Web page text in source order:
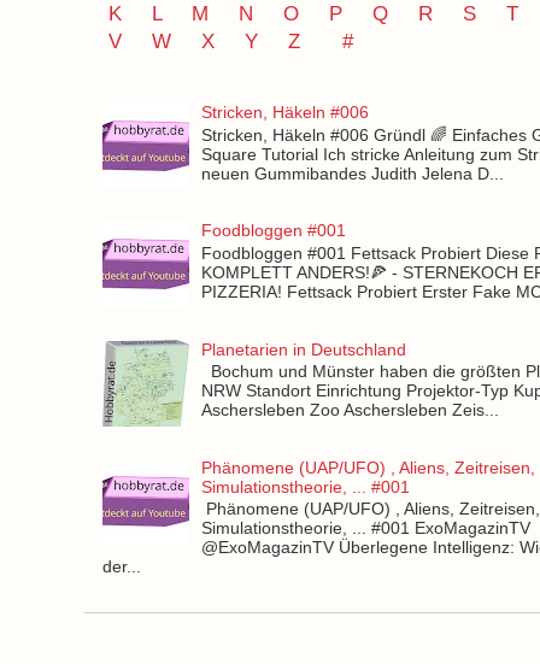
K
L M N O P Q R S
T
V
W X Y Z #
Stricken, Häkeln #006
Stricken, Häkeln #006 Gründl 🌈 Einfaches
Square Tutorial Ich stricke Anleitung zum
neuen Gummibandes Judith Jelena D...
Foodbloggen #001
Foodbloggen #001 Fettsack Probiert Diese
KOMPLETT ANDERS!🍕 - STERNEKOCH
PIZZERIA! Fettsack Probiert Erster Fake
Planetarien in Deutschland
Bochum und Münster haben die größten
NRW Standort Einrichtung Projektor-Typ
Aschersleben Zoo Aschersleben Zeis...
Phänomene (UAP/UFO) , Aliens, Zeitreisen,
Simulationstheorie, ... #001
Phänomene (UAP/UFO) , Aliens, Zeitreisen,
Simulationstheorie, ... #001 ExoMagazinTV
@ExoMagazinTV Überlegene Intelligenz:
der...